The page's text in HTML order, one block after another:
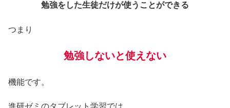
勉強をした生徒だけが使うことができる
つまり
勉強しないと使えない
機能です。